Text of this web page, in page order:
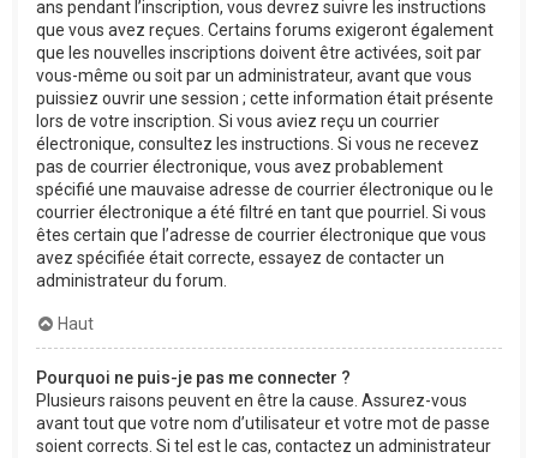
ans pendant l’inscription, vous devrez suivre les instructions
que vous avez reçues. Certains forums exigeront également
que les nouvelles inscriptions doivent être activées, soit par
vous-même ou soit par un administrateur, avant que vous
puissiez ouvrir une session ; cette information était présente
lors de votre inscription. Si vous aviez reçu un courrier
électronique, consultez les instructions. Si vous ne recevez
pas de courrier électronique, vous avez probablement
spécifié une mauvaise adresse de courrier électronique ou le
courrier électronique a été filtré en tant que pourriel. Si vous
êtes certain que l’adresse de courrier électronique que vous
avez spécifiée était correcte, essayez de contacter un
administrateur du forum.
Haut
Pourquoi ne puis-je pas me connecter ?
Plusieurs raisons peuvent en être la cause. Assurez-vous
avant tout que votre nom d’utilisateur et votre mot de passe
soient corrects. Si tel est le cas, contactez un administrateur